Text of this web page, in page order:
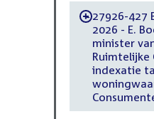
-27926-427
2026 - E.
minister
Ruimtelijke
indexatie